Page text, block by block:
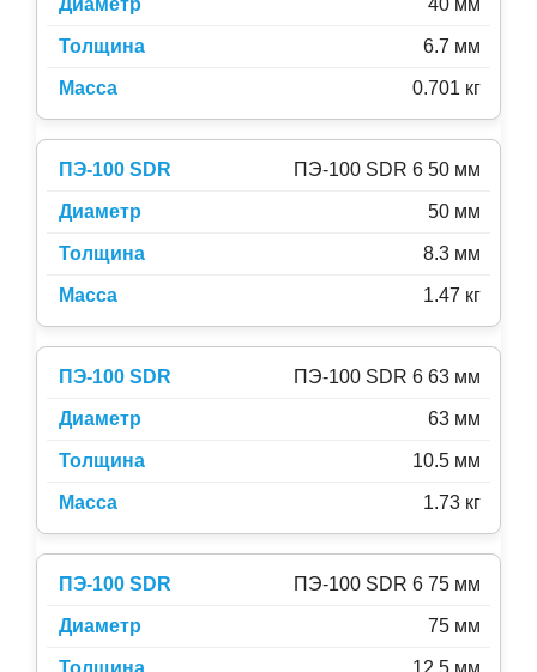
40 мм
6.7 мм
0.701 кг
ПЭ-100 SDR 6 50 мм
50 мм
8.3 мм
1.47 кг
ПЭ-100 SDR 6 63 мм
63 мм
10.5 мм
1.73 кг
ПЭ-100 SDR 6 75 мм
75 мм
12.5 мм